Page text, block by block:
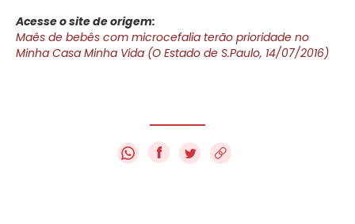
Acesse o site de origem:
Maês de bebês com microcefalia terão prioridade no
Minha Casa Minha Vida (O Estado de S.Paulo, 14/07/2016)
f